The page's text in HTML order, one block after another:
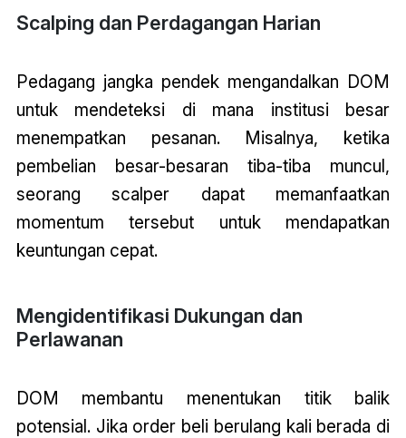
Scalping dan Perdagangan Harian
Pedagang jangka pendek mengandalkan DOM
untuk mendeteksi di mana institusi besar
menempatkan pesanan. Misalnya, ketika
pembelian besar-besaran tiba-tiba muncul,
seorang scalper dapat memanfaatkan
momentum tersebut untuk mendapatkan
keuntungan cepat.
Mengidentifikasi Dukungan dan
Perlawanan
DOM membantu menentukan titik balik
potensial. Jika order beli berulang kali berada di